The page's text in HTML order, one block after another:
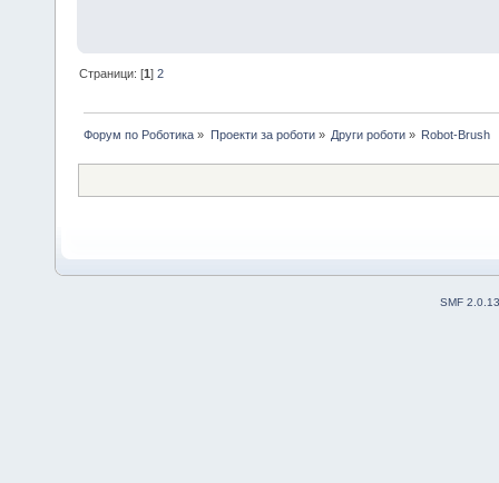
Страници: [1]2
Форум по Роботика » Проекти за роботи» Други роботи» Robot-Brush
SMF 2.0.13